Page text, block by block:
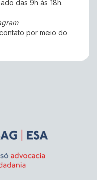
das 9h às 18h.
por meio do